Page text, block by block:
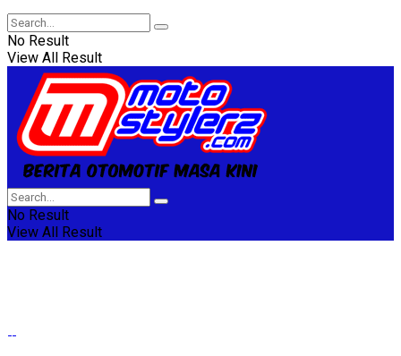
No Result
View All Result
No Result
View All Result